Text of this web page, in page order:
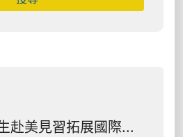
嘉義大學師資生赴美見習拓展國際視野 Taiwan Aloha促成交流 走訪Duolingo總部探索AI教育產業